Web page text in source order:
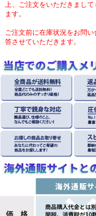
上、ご注文をいただきまし
ます。
ご注文前に在庫状況をお問
答させていただきます。